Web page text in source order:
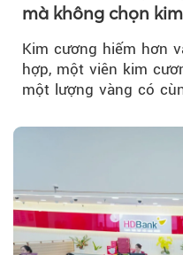
mà không chọn
Kim cương hiếm hơn
hợp, một viên kim
một lượng vàng có